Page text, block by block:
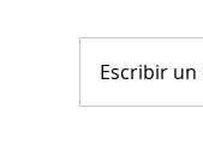
Escribir